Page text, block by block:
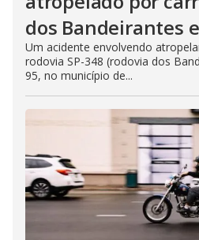
dos Bandeirantes
Um acidente envolvendo
rodovia SP-348 (rodovia dos
95, no município de...